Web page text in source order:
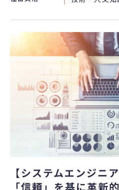
【システムエンジニ
「信頼」を基に革新